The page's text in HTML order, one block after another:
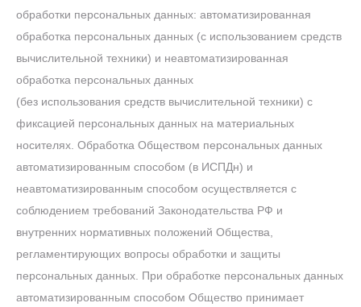
обработки персональных данных: автоматизированная
обработка персональных данных (с использованием средств
вычислительной техники) и неавтоматизированная
обработка персональных данных
(без использования средств вычислительной техники) с
фиксацией персональных данных на материальных
носителях. Обработка Обществом персональных данных
автоматизированным способом (в ИСПДн) и
неавтоматизированным способом осуществляется с
соблюдением требований Законодательства РФ и
внутренних нормативных положений Общества,
регламентирующих вопросы обработки и защиты
персональных данных. При обработке персональных данных
автоматизированным способом Общество принимает